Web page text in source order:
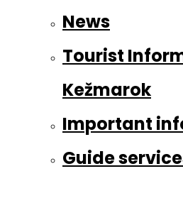
News
Tourist
Kežmarok
Important
Guide